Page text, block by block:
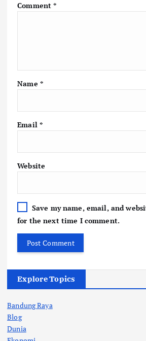
Comment*
Name *
Email *
Website
Save my name, email, and
for the next time I comment.
Explore Topics
Bandung Raya
Blog
Dunia